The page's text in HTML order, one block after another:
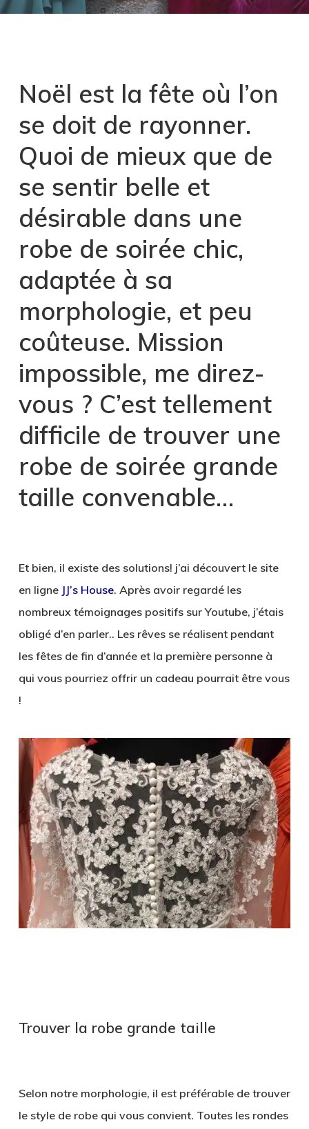
Noël est la fête où l’on
se doit de rayonner.
Quoi de mieux que de
se sentir belle et
désirable dans une
robe de soirée chic,
adaptée à sa
morphologie, et peu
coûteuse. Mission
impossible, me direz-
vous ? C’est tellement
difficile de trouver une
robe de soirée grande
taille convenable…
Et bien, il existe des solutions! j’ai découvert le site
en ligne JJ’s House. Après avoir regardé les
nombreux témoignages positifs sur Youtube, j’étais
obligé d’en parler.. Les rêves se réalisent pendant
les fêtes de fin d’année et la première personne à
qui vous pourriez offrir un cadeau pourrait être vous
!
Trouver la robe grande taille
Selon notre morphologie, il est préférable de trouver
le style de robe qui vous convient. Toutes les rondes